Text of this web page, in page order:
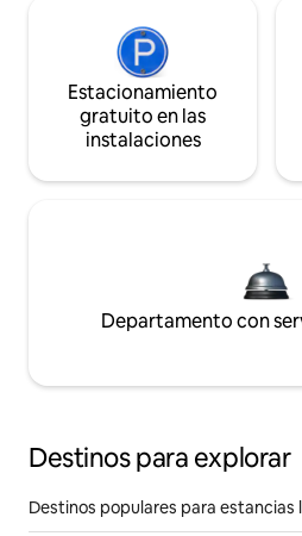
Estacionamiento
gratuito en las
instalaciones
Departamento con
Destinos para explorar
Destinos populares para estancias